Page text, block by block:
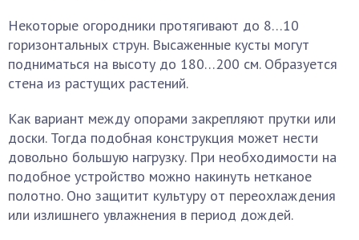
Некоторые огородники протягивают до 8…10
горизонтальных струн. Высаженные кусты могут
подниматься на высоту до 180…200 см. Образуется
стена из растущих растений.
Как вариант между опорами закрепляют прутки или
доски. Тогда подобная конструкция может нести
довольно большую нагрузку. При необходимости на
подобное устройство можно накинуть нетканое
полотно. Оно защитит культуру от переохлаждения
или излишнего увлажнения в период дождей.